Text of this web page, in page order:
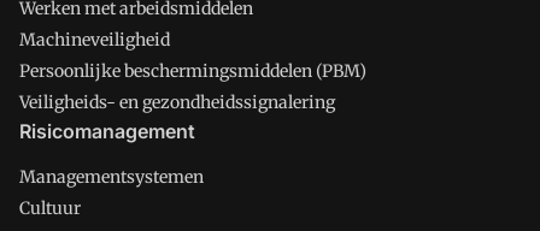
Werken met arbeidsmiddelen
Machineveiligheid
Persoonlijke beschermingsmiddelen (PBM)
Veiligheids- en gezondheidssignalering
Risicomanagement
Managementsystemen
Cultuur